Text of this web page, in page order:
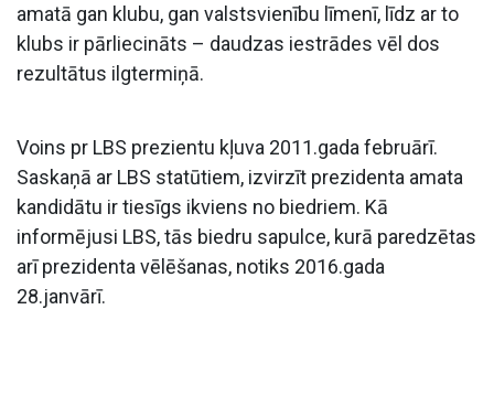
amatā gan klubu, gan valstsvienību līmenī, līdz ar to
klubs ir pārliecināts – daudzas iestrādes vēl dos
rezultātus ilgtermiņā.
Voins pr LBS prezientu kļuva 2011.gada februārī.
Saskaņā ar LBS statūtiem, izvirzīt prezidenta amata
kandidātu ir tiesīgs ikviens no biedriem. Kā
informējusi LBS, tās biedru sapulce, kurā paredzētas
arī prezidenta vēlēšanas, notiks 2016.gada
28.janvārī.